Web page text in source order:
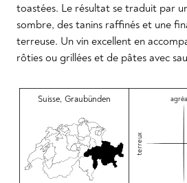
toastées. Le résultat se traduit par
sombre, des tanins raffinés et une
terreuse. Un vin excellent en
rôties ou grillées et de pâtes avec
Suisse, Graubünden
terreux